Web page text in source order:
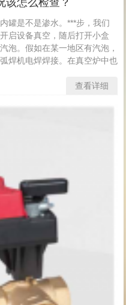
该怎么检查？
罐是不是渗水。***步，我们
启设备真空，随后打开小盒
泡。假如在某一地区有汽泡，
焊机电焊焊接。在真空炉中也
查看详细